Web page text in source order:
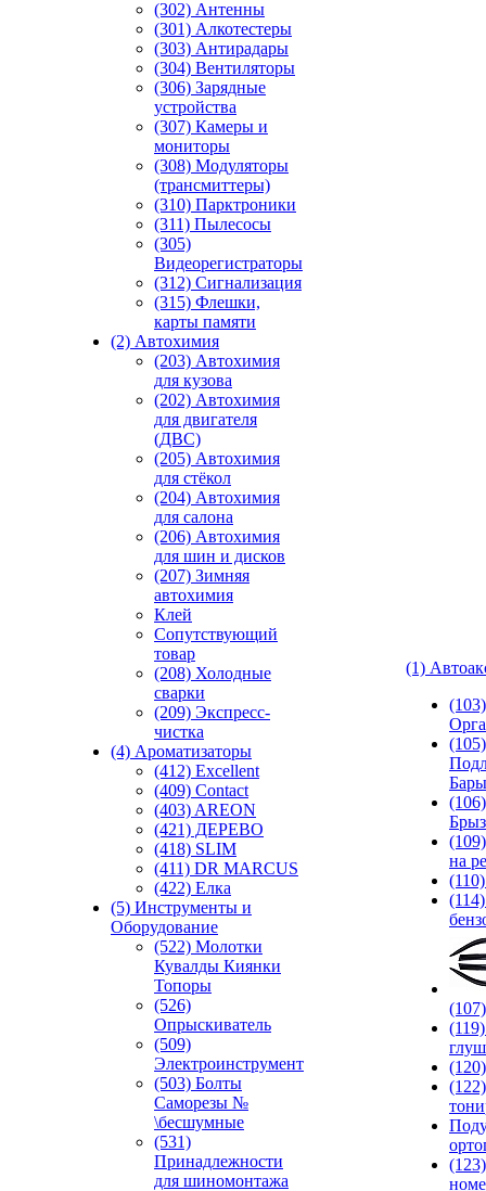
(302) Антенны
(301) Алкотестеры
(303) Антирадары
(304) Вентиляторы
(306) Зарядные
устройства
(307) Камеры и
мониторы
(308) Модуляторы
(трансмиттеры)
(310) Парктроники
(311) Пылесосы
(305)
Видеорегистраторы
(312) Сигнализация
(315) Флешки,
карты памяти
(2) Автохимия
(203) Автохимия
для кузова
(202) Автохимия
для двигателя
(ДВС)
(205) Автохимия
для стёкол
(204) Автохимия
для салона
(206) Автохимия
для шин и дисков
(207) Зимняя
автохимия
Клей
Сопутствующий
товар
(208) Холодные
сварки
(209) Экспреcс-
чистка
(4) Ароматизаторы
(412) Excellent
(409) Contact
(403) AREON
(421) ДЕРЕВО
(418) SLIM
(411) DR MARCUS
(422) Елка
(5) Инструменты и
Оборудование
(522) Молотки
Кувалды Киянки
Топоры
(526)
Опрыскиватель
(509)
Электроинструмент
(503) Болты
Саморезы №
\бесшумные
(531)
Принадлежности
для шиномонтажа
(1)
(105)
Бары
(106)
на